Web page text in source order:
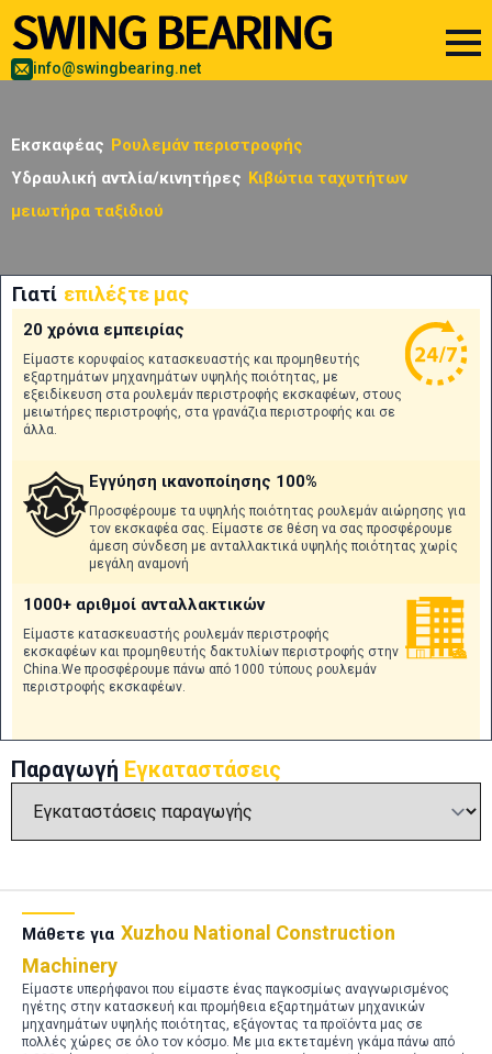
info@swingbearing.net
Εκσκαφέας Ρουλεμάν περιστροφής
Υδραυλική αντλία/κινητήρες Κιβώτια ταχυτήτων
μειωτήρα ταξιδιού
Γιατί επιλέξτε μας
20 χρόνια εμπειρίας
Είμαστε κορυφαίος κατασκευαστής και προμηθευτής
εξαρτημάτων μηχανημάτων υψηλής ποιότητας, με
εξειδίκευση στα ρουλεμάν περιστροφής εκσκαφέων, στους
μειωτήρες περιστροφής, στα γρανάζια περιστροφής και σε
άλλα.
Εγγύηση ικανοποίησης 100%
Προσφέρουμε τα υψηλής ποιότητας ρουλεμάν αιώρησης για
τον εκσκαφέα σας. Είμαστε σε θέση να σας προσφέρουμε
άμεση σύνδεση με ανταλλακτικά υψηλής ποιότητας χωρίς
μεγάλη αναμονή
1000+ αριθμοί ανταλλακτικών
Είμαστε κατασκευαστής ρουλεμάν περιστροφής
εκσκαφέων και προμηθευτής δακτυλίων περιστροφής στην
China.We προσφέρουμε πάνω από 1000 τύπους ρουλεμάν
περιστροφής εκσκαφέων.
Παραγωγή Εγκαταστάσεις
Μάθετε για Xuzhou National Construction
Machinery
Είμαστε υπερήφανοι που είμαστε ένας παγκοσμίως αναγνωρισμένος
ηγέτης στην κατασκευή και προμήθεια εξαρτημάτων μηχανικών
μηχανημάτων υψηλής ποιότητας, εξάγοντας τα προϊόντα μας σε
πολλές χώρες σε όλο τον κόσμο. Με μια εκτεταμένη γκάμα πάνω από